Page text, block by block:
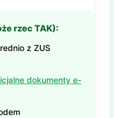
rzec TAK):
z ZUS
dokumenty e-